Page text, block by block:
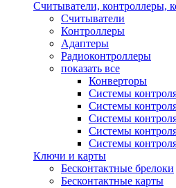
Считыватели, контроллеры,
Считыватели
Контроллеры
Адаптеры
Радиоконтроллеры
показать все
Конверторы
Системы
Системы
Системы
Системы
Системы
Ключи и карты
Бесконтактные брелоки
Бесконтактные карты